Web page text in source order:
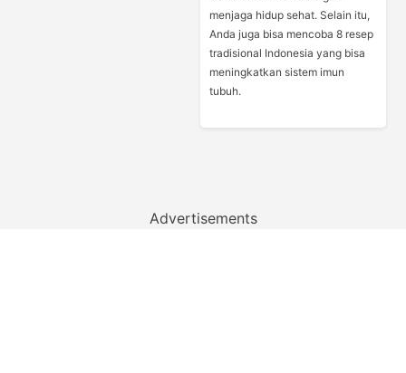
menjaga hidup sehat. Selain itu,
Anda juga bisa mencoba 8 resep
tradisional Indonesia yang bisa
meningkatkan sistem imun
tubuh.
Advertisements